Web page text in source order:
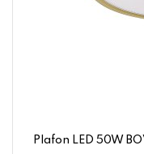
Plafon LED 50W